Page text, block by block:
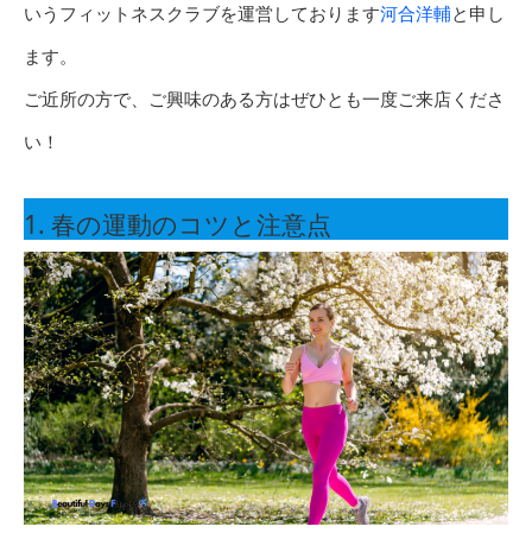
いうフィットネスクラブを運営しております河合洋輔と申し
ます。
ご近所の方で、ご興味のある方はぜひとも一度ご来店くださ
い！
1. 春の運動のコツと注意点